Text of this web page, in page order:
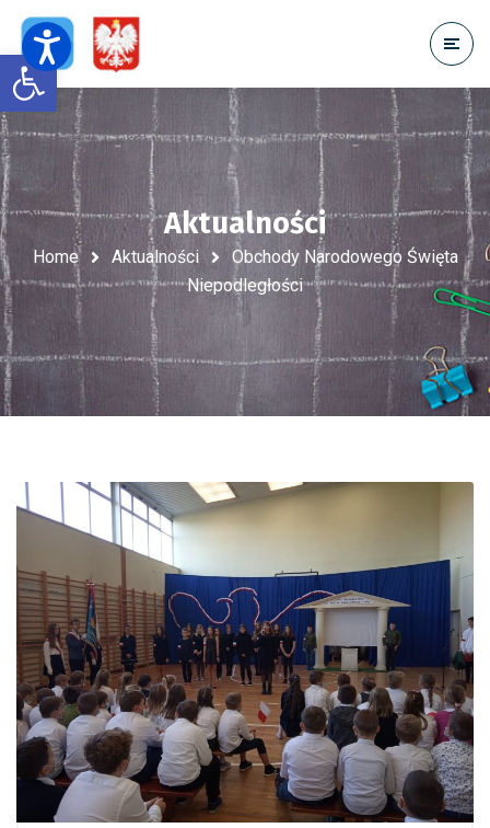
Open toolbar
Aktualności
Home Aktualności
Obchody Narodowego Święta
Niepodległości